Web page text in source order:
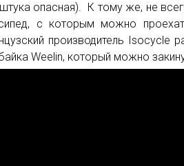
опасная). К тому же, не
с которым можно
производитель Isocycle
Weelin, который можно